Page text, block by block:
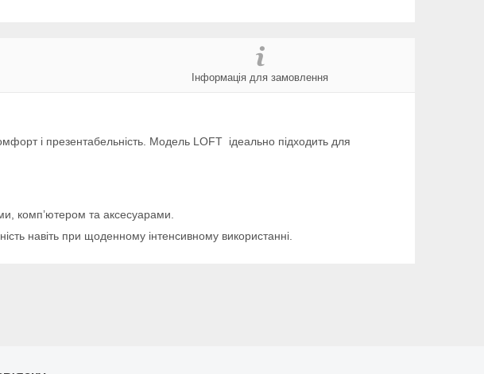
Інформація для замовлення
і презентабельність. Модель LOFT ідеально підходить для
комп’ютером та аксесуарами.
навіть при щоденному інтенсивному використанні.